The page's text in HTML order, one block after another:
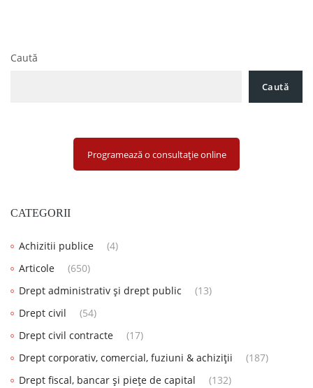
Caută
Caută
Programează o consultație online
CATEGORII
Achizitii publice
(4)
Articole
(650)
Drept administrativ și drept public
(13)
Drept civil
(54)
Drept civil contracte
(17)
Drept corporativ, comercial, fuziuni & achiziții
(187)
Drept fiscal, bancar și piețe de capital
(132)